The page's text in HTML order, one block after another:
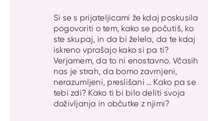
Si se s prijateljicami že kdaj poskusila
pogovoriti o tem, kako se počutiš, ko
ste skupaj, in da bi želela, da te kdaj
iskreno vprašajo kako si pa ti?
Verjamem, da to ni enostavno. Včasih
nas je strah, da bomo zavrnjeni,
nerazumljeni, preslišani … Kako pa se
tebi zdi? Kako ti bi bilo deliti svoja
doživljanja in občutke z njimi?